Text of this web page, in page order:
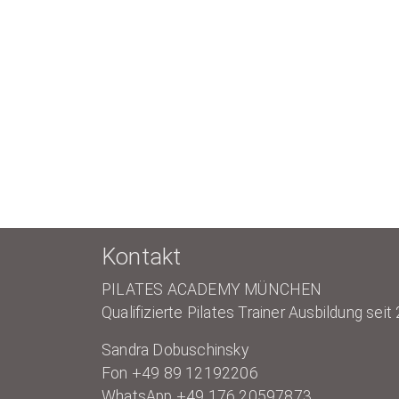
Kontakt
PILATES ACADEMY MÜNCHEN
Qualifizierte Pilates Trainer Ausbildung seit
Sandra Dobuschinsky
Fon +49 89 12192206